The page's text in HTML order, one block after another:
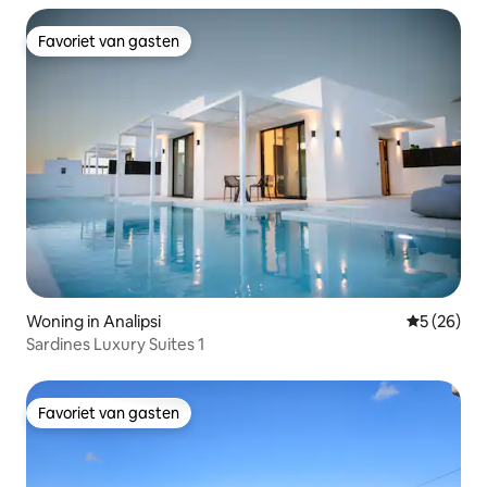
Favoriet van gasten
Favoriet van gasten
Woning in Analipsi
5 (26)
Sardines Luxury Suites 1
Favoriet van gasten
Favoriet van gasten